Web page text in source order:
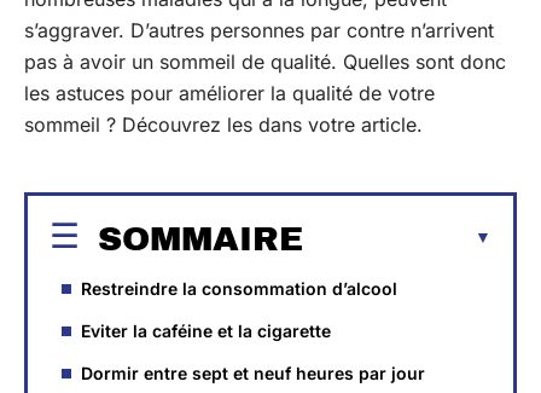
s’aggraver. D’autres personnes par contre n’arrivent
pas à avoir un sommeil de qualité. Quelles sont donc
les astuces pour améliorer la qualité de votre
sommeil ? Découvrez les dans votre article.
SOMMAIRE
Restreindre la consommation d’alcool
Eviter la caféine et la cigarette
Dormir entre sept et neuf heures par jour